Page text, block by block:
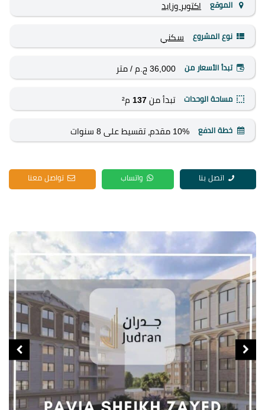
الموقع اكتوبر وزايد
نوع المشروع سكني
تبدأ الأسعار من 36,000 ج.م / متر
مساحة الوحدات تبدأ من 137 م²
خطة الدفع 10% مقدم، تقسيط على 8 سنوات
اتصل بنا واتساب تواصل معنا